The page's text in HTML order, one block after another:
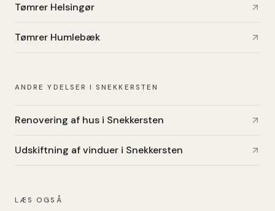
Tømrer Helsingør
Tømrer Humlebæk
ANDRE YDELSER I SNEKKERSTEN
Renovering af hus i Snekkersten
Udskiftning af vinduer i Snekkersten
LÆS OGSÅ